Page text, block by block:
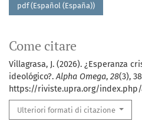
pdf (Español (España))
Come citare
Villagrasa, J. (2026). ¿Esperanza
ideológico?.Alpha Omega, 28(3),
https://riviste.upra.org/
Ulteriori formati di citazione